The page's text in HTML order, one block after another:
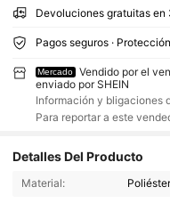
Devoluciones gratuitas en
Pagos seguros ·
Mercado
Vendido por el
enviado por SHEIN
Información y bligaciones
Para reportar a este
Detalles Del Producto
Material: Poliéster